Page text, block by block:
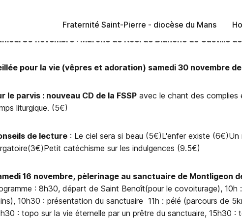
Fraternité Saint-Pierre - diocèse du Mans
30 novembre : Marché de Noël de Blanche de Castille
pour la vie (vêpres et adoration) samedi 30 novembre
le parvis : nouveau CD de la FSSP avec le chant des complies
liturgique. (5€)
de lecture : Le ciel sera si beau (5€)L'enfer existe (6€)Un
catéchisme sur les indulgences (9.5€)
16 novembre, pèlerinage au sanctuaire de Montligeon
: 8h30, départ de Saint Benoît(pour le covoiturage),
10h30 : présentation du sanctuaire 11h : pélé (parcours de
: topo sur la vie éternelle par un prêtre du sanctuaire, 15h30 :